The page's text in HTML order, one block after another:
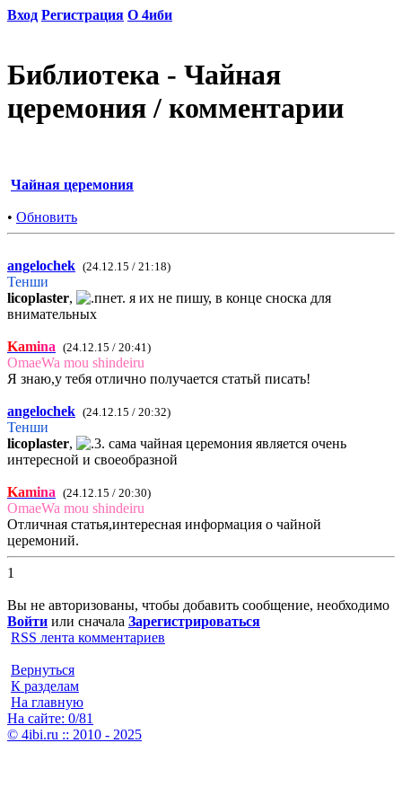
Вход Регистрация О 4иби
Библиотека - Чайная
церемония / комментарии
Чайная церемония
• Обновить
angelochek (24.12.15 / 21:18)
Тенши
licoplaster,
я их не пишу, в конце сноска для
внимательных
Kamina (24.12.15 / 20:41)
OmaeWa mou shindeiru
Я знаю,у тебя отлично получается статьй писать!
angelochek (24.12.15 / 20:32)
Тенши
licoplaster,
сама чайная церемония является очень
интересной и своеобразной
Kamina (24.12.15 / 20:30)
OmaeWa mou shindeiru
Отличная статья,интересная информация о чайной
церемоний.
1
Вы не авторизованы, чтобы добавить сообщение, необходимо
Войти или сначала Зарегистрироваться
RSS лента комментариев
Вернуться
К разделам
На главную
На сайте: 0/81
© 4ibi.ru :: 2010 - 2025